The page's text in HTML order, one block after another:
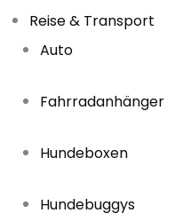
Reise & Transport
Auto
Fahrradanhänger
Hundeboxen
Hundebuggys